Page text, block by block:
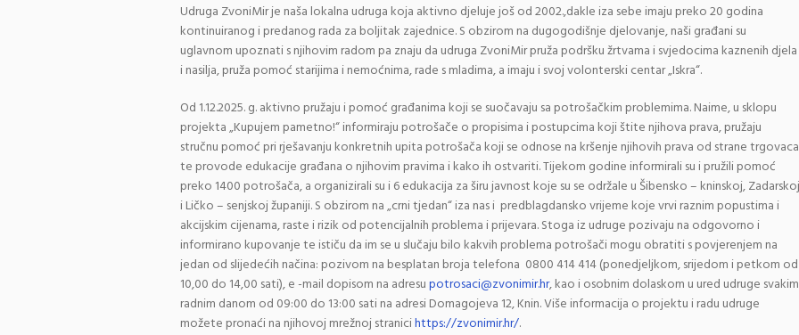
Udruga ZvoniMir je naša lokalna udruga koja aktivno djeluje još od 2002.,dakle iza sebe imaju preko 20 godina
kontinuiranog i predanog rada za boljitak zajednice. S obzirom na dugogodišnje djelovanje, naši građani su
uglavnom upoznati s njihovim radom pa znaju da udruga ZvoniMir pruža podršku žrtvama i svjedocima kaznenih djela
i nasilja, pruža pomoć starijima i nemoćnima, rade s mladima, a imaju i svoj volonterski centar „Iskra“.
Od 1.12.2025. g. aktivno pružaju i pomoć građanima koji se suočavaju sa potrošačkim problemima. Naime, u sklopu
projekta „Kupujem pametno!“ informiraju potrošače o propisima i postupcima koji štite njihova prava, pružaju
stručnu pomoć pri rješavanju konkretnih upita potrošača koji se odnose na kršenje njihovih prava od strane trgovaca
te provode edukacije građana o njihovim pravima i kako ih ostvariti. Tijekom godine informirali su i pružili pomoć
preko 1400 potrošača, a organizirali su i 6 edukacija za širu javnost koje su se održale u Šibensko – kninskoj, Zadarskoj
i Ličko – senjskoj županiji. S obzirom na „crni tjedan“ iza nas i predblagdansko vrijeme koje vrvi raznim popustima i
akcijskim cijenama, raste i rizik od potencijalnih problema i prijevara. Stoga iz udruge pozivaju na odgovorno i
informirano kupovanje te ističu da im se u slučaju bilo kakvih problema potrošači mogu obratiti s povjerenjem na
jedan od slijedećih načina: pozivom na besplatan broja telefona 0800 414 414 (ponedjeljkom, srijedom i petkom od
10,00 do 14,00 sati), e -mail dopisom na adresupotrosaci@zvonimir.hr, kao i osobnim dolaskom u ured udruge svakim
radnim danom od 09:00 do 13:00 sati na adresi Domagojeva 12, Knin. Više informacija o projektu i radu udruge
možete pronaći na njihovoj mrežnoj stranicihttps://zvonimir.hr/.